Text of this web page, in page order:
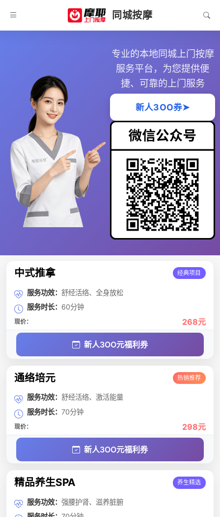
同城按摩
专业的本地同城上门按摩
服务平台，为您提供便
捷、可靠的上门服务
新人3OO券➤
中式推拿 经典项目
服务功效： 舒经活络、全身放松
服务时长： 60分钟
现价： 268元
新人3OO元福利券
通络培元 热销推荐
服务功效： 舒经活络、激活能量
服务时长： 70分钟
现价： 298元
新人3OO元福利券
精品养生SPA 养生精选
服务功效： 强腰护肾、滋养脏腑